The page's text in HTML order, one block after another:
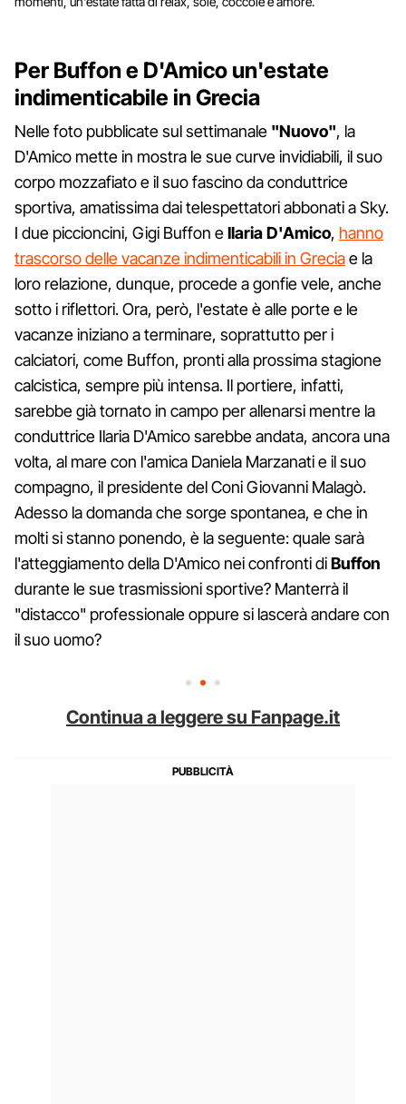
Per Buffon e D'Amico un'estate
indimenticabile in Grecia
Nelle foto pubblicate sul settimanale "Nuovo", la
D'Amico mette in mostra le sue curve invidiabili, il suo
corpo mozzafiato e il suo fascino da conduttrice
sportiva, amatissima dai telespettatori abbonati a Sky.
I due piccioncini, Gigi Buffon eIlaria D'Amico, hanno
trascorso delle vacanze indimenticabili in Greciae la
loro relazione, dunque, procede a gonfie vele, anche
sotto i riflettori. Ora, però, l'estate è alle porte e le
vacanze iniziano a terminare, soprattutto per i
calciatori, come Buffon, pronti alla prossima stagione
calcistica, sempre più intensa. Il portiere, infatti,
sarebbe già tornato in campo per allenarsi mentre la
conduttrice Ilaria D'Amico sarebbe andata, ancora una
volta, al mare con l'amica Daniela Marzanati e il suo
compagno, il presidente del Coni Giovanni Malagò.
Adesso la domanda che sorge spontanea, e che in
molti si stanno ponendo, è la seguente: quale sarà
l'atteggiamento della D'Amico nei confronti diBuffon
durante le sue trasmissioni sportive? Manterrà il
"distacco" professionale oppure si lascerà andare con
il suo uomo?
Continua a leggere su Fanpage.it